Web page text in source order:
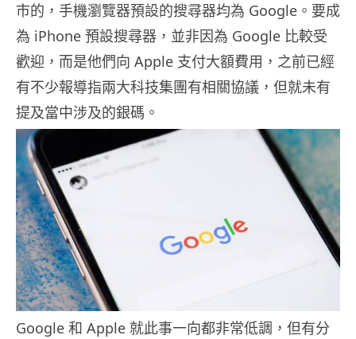
市的，手機瀏覽器預設的搜尋器均為 Google。要成
為 iPhone 預設搜尋器，並非因為 Google 比較受
歡迎，而是他們向 Apple 支付大額費用，之前已經
有不少報導指兩大科技集團有相關協議，但就未有
提及當中涉及的銀碼。
Google 和 Apple 就此事一向都非常低調，但有分